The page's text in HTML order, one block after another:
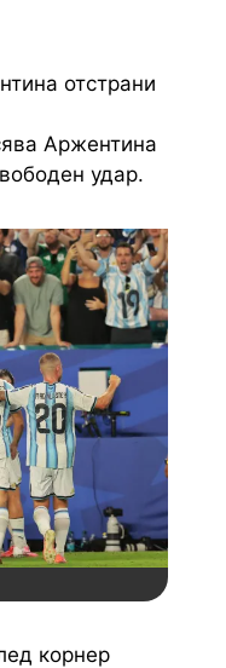
отстрани
Аржентина
удар.
корнер